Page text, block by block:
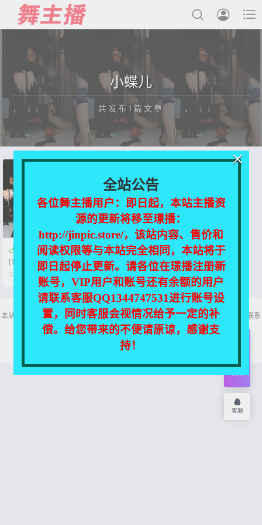



最新发布
国内主播
国外主播
主播合集
用户中心
会员登陆
小蝶儿
共发布1篇文章
正在为您加载新内容

虎牙-小蝶儿 定制合集
[11V/2.72G]
5年前
 0  38
本站所有资源均收集自互联网，仅供个人欣赏交流，如不慎侵犯了您的权益，请联系
我们，我们将尽快处理！
Copyright © 2026 舞主播
全站公告
各位舞主播用户：即日起，本站主播资
源的更新将移至璟播：
http://jinpic.store/，该站内容、售价和
阅读权限等与本站完全相同，本站将于
即日起停止更新。请各位在璟播注册新
账号，VIP用户和账号还有余额的用户
请联系客服QQ1344747531进行账号设
置，同时客服会视情况给予一定的补
偿。给您带来的不便请原谅，感谢支
持！
×
会员
客服